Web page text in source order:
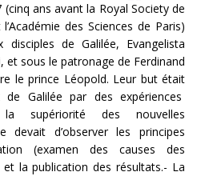
ans avant la Royal Society de
des Sciences de Paris)
disciples de Galilée, Evangelista
et sous le patronage de Ferdinand
le prince Léopold. Leur but était
Galilée par des expériences
supériorité des nouvelles
devait d’observer les principes
(examen des causes des
la publication des résultats.- La